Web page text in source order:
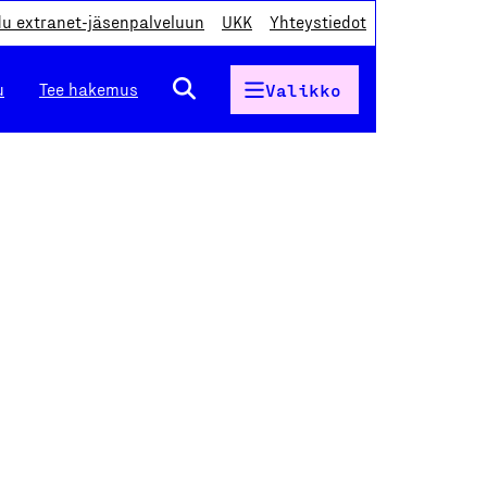
extranet-jäsenpalveluun UKK Yhteystiedot
Tee hakemus Valikko